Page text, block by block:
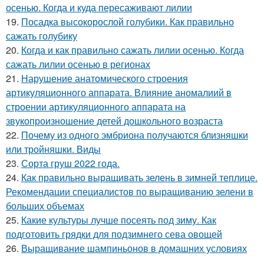
осенью. Когда и куда пересаживают лилии
19. Посадка высокорослой голубики. Как правильно
сажать голубику
20. Когда и как правильно сажать лилии осенью. Когда
сажать лилии осенью в регионах
21. Нарушение анатомического строения
артикуляционного аппарата. Влияние аномалиий в
строении артикуляционного аппарата на
звукопроизношение детей дошкольного возраста
22. Почему из одного эмбриона получаются близняшки
или тройняшки. Виды
23. Сорта груш 2022 года.
24. Как правильно выращивать зелень в зимней теплице.
Рекомендации специалистов по выращиванию зелени в
больших объемах
25. Какие культуры лучше посеять под зиму. Как
подготовить грядки для подзимнего сева овощей
26. Выращивание шампиньонов в домашних условиях